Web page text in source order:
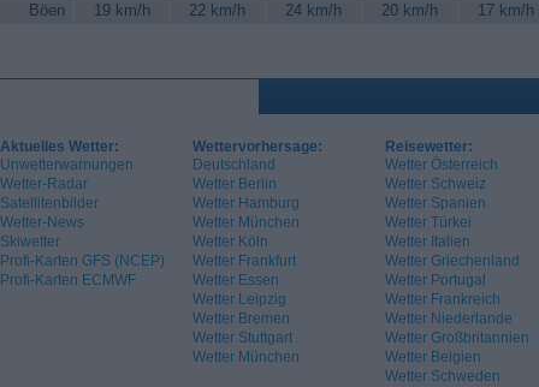
Böen
19 km/h 22 km/h 24 km/h 20 km/h 17 km/h
Aktuelles Wetter:
Unwetterwarnungen
Wetter-Radar
Satellitenbilder
Wetter-News
Skiwetter
Profi-Karten GFS (NCEP)
Profi-Karten ECMWF
Wettervorhersage:
Deutschland
Wetter Berlin
Wetter Hamburg
Wetter München
Wetter Köln
Wetter Frankfurt
Wetter Essen
Wetter Leipzig
Wetter Bremen
Wetter Stuttgart
Wetter München
Reisewetter:
Wetter Österreich
Wetter Schweiz
Wetter Spanien
Wetter Türkei
Wetter Italien
Wetter Griechenland
Wetter Portugal
Wetter Frankreich
Wetter Niederlande
Wetter Großbritannien
Wetter Belgien
Wetter Schweden